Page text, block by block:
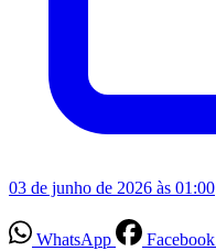
03 de junho de 2026 às 01:00
WhatsApp Facebook